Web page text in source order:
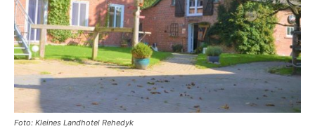
Reiseempfehlungen.
Foto: Kleines Landhotel Rehedyk